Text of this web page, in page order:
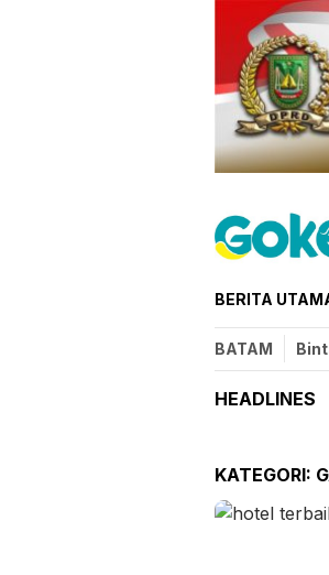
BERITA
BATAM
HEADLINES
KATEGORI: